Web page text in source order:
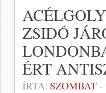
ZSIDÓ
ÉRT
ÍRTA: SZOMBAT-